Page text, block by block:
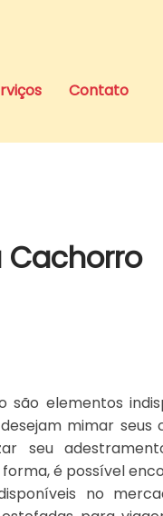
Contato
Cachorro
são elementos
mimar
seu
forma, é possível
no